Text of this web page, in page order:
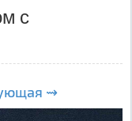
с
⇝